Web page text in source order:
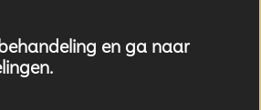
en ga naar